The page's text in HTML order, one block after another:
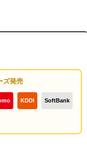
ズ発売
KDDI SoftBank